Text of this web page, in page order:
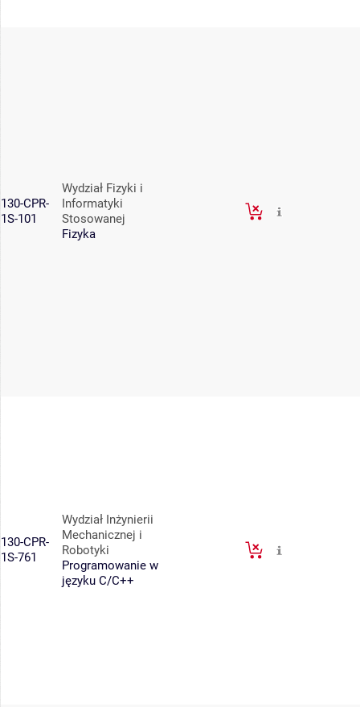
130-CPR-
1S-101
Wydział Fizyki i
Informatyki
Stosowanej
Fizyka
130-CPR-
1S-761
Wydział Inżynierii
Mechanicznej i
Robotyki
Programowanie w
języku C/C++